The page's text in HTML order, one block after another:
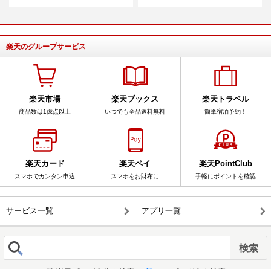
楽天のグループサービス
楽天市場
商品数は1億点以上
楽天ブックス
いつでも全品送料無料
楽天トラベル
簡単宿泊予約！
楽天カード
スマホでカンタン申込
楽天ペイ
スマホをお財布に
楽天PointClub
手軽にポイントを確認
サービス一覧 アプリ一覧